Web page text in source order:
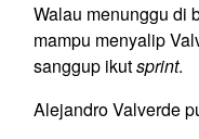
Walau menunggu di
mampu menyalip
sanggup ikutsprint.
Alejandro Valverde